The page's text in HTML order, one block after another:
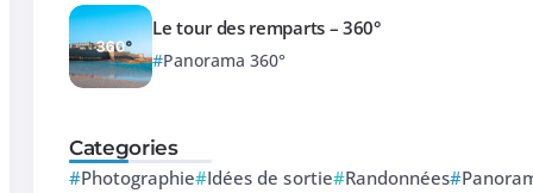
Le tour des remparts – 360°
Panorama 360°
Categories
Photographie Idées de sortie Randonnées